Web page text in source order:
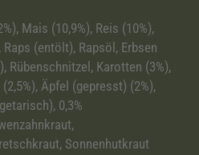
Mais (10,9%), Reis (10%),
(entölt), Rapsöl, Erbsen
Rübenschnitzel, Karotten (3%),
Äpfel (gepresst) (2%),
0,3%
Sonnenhutkraut